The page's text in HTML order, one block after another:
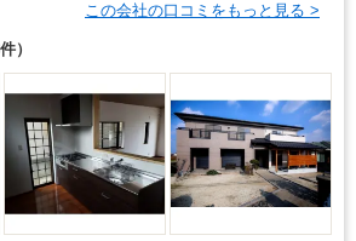
この会社の口コミをもっと見る >
）